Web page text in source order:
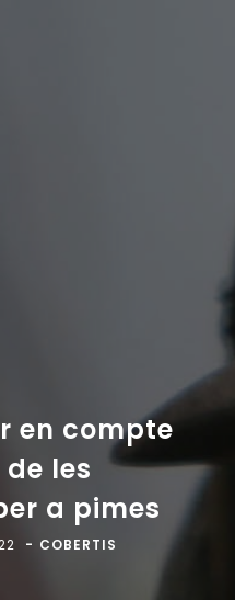
en compte
les
a pimes
COBERTIS